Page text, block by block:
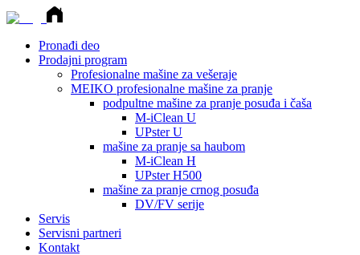
Pronađi deo
Prodajni program
Profesionalne mašine za vešeraje
MEIKO profesionalne mašine za pranje
podpultne mašine za pranje posuđa i čaša
M-iClean U
UPster U
mašine za pranje sa haubom
M-iClean H
UPster H500
mašine za pranje crnog posuđa
DV/FV serije
Servis
Servisni partneri
Kontakt